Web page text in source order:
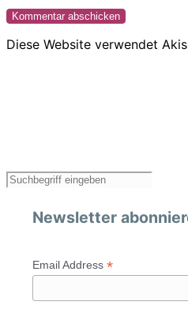
Diese Website verwendet
Newsletter
Email Address *